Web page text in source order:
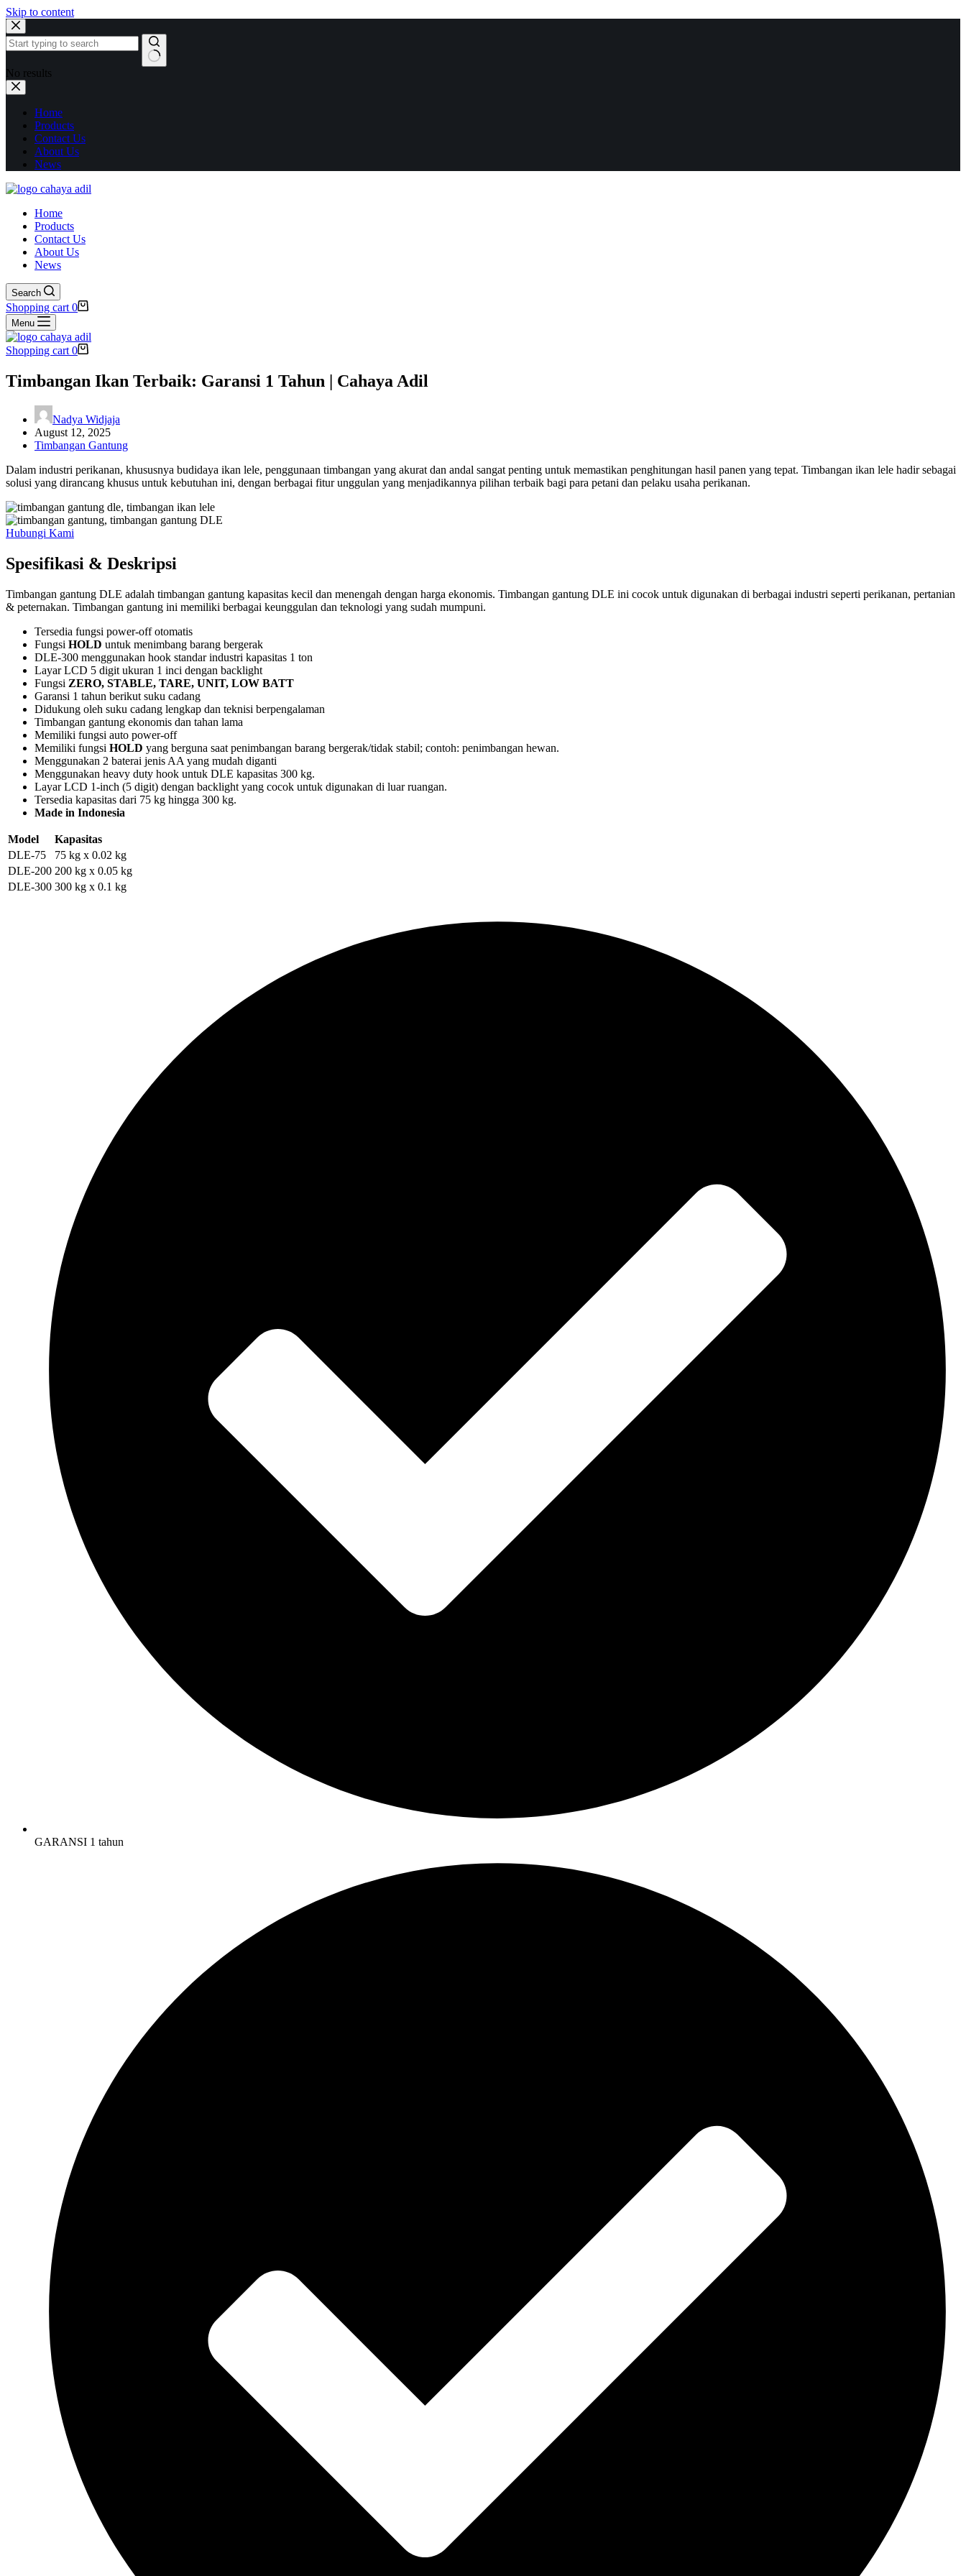
Skip to content
No results
Home
Products
Contact Us
About Us
News
Home
Products
Contact Us
About Us
News
Search
Shopping cart 0
Menu
Shopping cart 0
Timbangan Ikan Terbaik: Garansi 1 Tahun | Cahaya Adil
Nadya Widjaja
August 12, 2025
Timbangan Gantung
Dalam industri perikanan, khususnya budidaya ikan lele, penggunaan timbangan yang akurat dan andal sangat penting untuk memastikan penghitungan hasil panen yang tepat. Timbangan ikan lele hadir sebagai
solusi yang dirancang khusus untuk kebutuhan ini, dengan berbagai fitur unggulan yang menjadikannya pilihan terbaik bagi para petani dan pelaku usaha perikanan.
Hubungi Kami
Spesifikasi & Deskripsi
Timbangan gantung DLE adalah timbangan gantung kapasitas kecil dan menengah dengan harga ekonomis. Timbangan gantung DLE ini cocok untuk digunakan di berbagai industri seperti perikanan, pertanian
& peternakan. Timbangan gantung ini memiliki berbagai keunggulan dan teknologi yang sudah mumpuni.
Tersedia fungsi power-off otomatis
Fungsi HOLD untuk menimbang barang bergerak
DLE-300 menggunakan hook standar industri kapasitas 1 ton
Layar LCD 5 digit ukuran 1 inci dengan backlight
Fungsi ZERO, STABLE, TARE, UNIT, LOW BATT
Garansi 1 tahun berikut suku cadang
Didukung oleh suku cadang lengkap dan teknisi berpengalaman
Timbangan gantung ekonomis dan tahan lama
Memiliki fungsi auto power-off
Memiliki fungsi HOLD yang berguna saat penimbangan barang bergerak/tidak stabil; contoh: penimbangan hewan.
Menggunakan 2 baterai jenis AA yang mudah diganti
Menggunakan heavy duty hook untuk DLE kapasitas 300 kg.
Layar LCD 1-inch (5 digit) dengan backlight yang cocok untuk digunakan di luar ruangan.
Tersedia kapasitas dari 75 kg hingga 300 kg.
Made in Indonesia
Model
Kapasitas
DLE-75
75 kg x 0.02 kg
DLE-200 200 kg x 0.05 kg
DLE-300 300 kg x 0.1 kg
GARANSI 1 tahun